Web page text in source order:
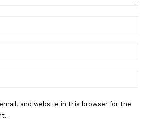
and website in this browser for the